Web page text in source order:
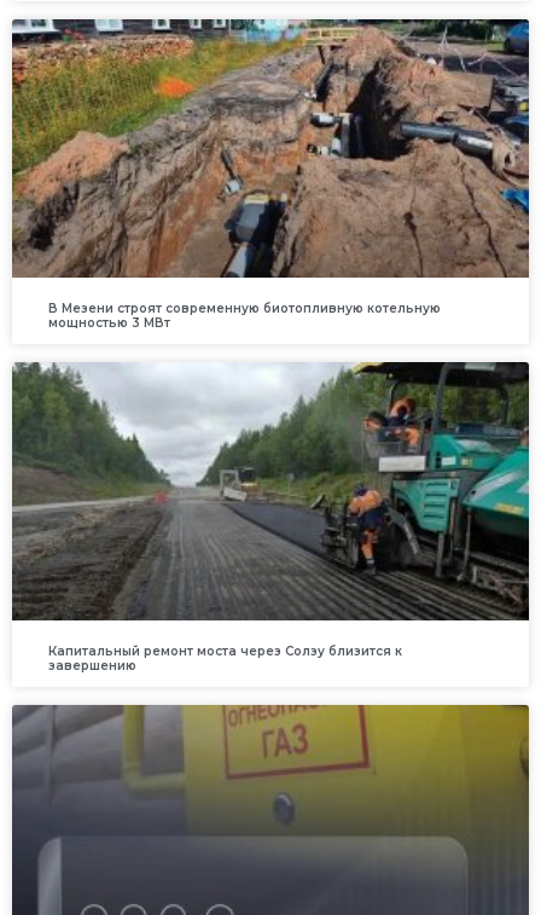
В Мезени строят современную биотопливную котельную
мощностью 3 МВт
Капитальный ремонт моста через Солзу близится к
завершению